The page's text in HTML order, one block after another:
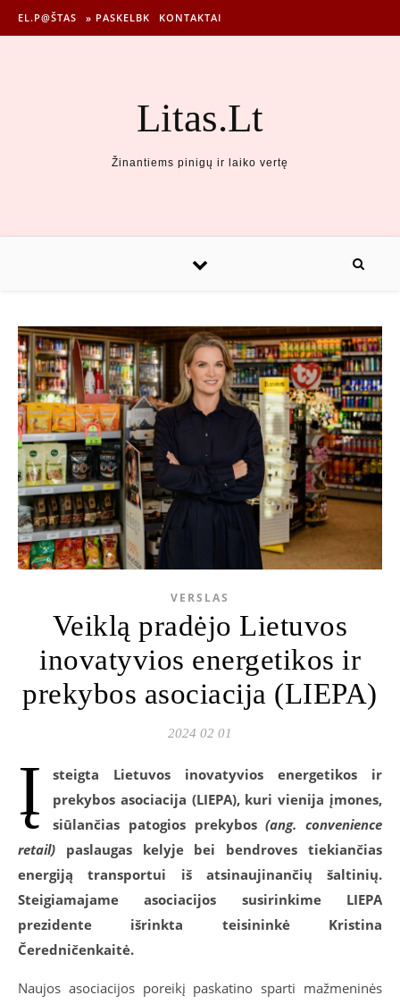
EL.P@ŠTAS » PASKELBK KONTAKTAI
Litas.Lt
Žinantiems pinigų ir laiko vertę
VERSLAS
Veiklą pradėjo Lietuvos
inovatyvios energetikos ir
prekybos asociacija (LIEPA)
2024 02 01
Į
steigta Lietuvos inovatyvios energetikos ir
prekybos asociacija (LIEPA), kuri vienija įmones,
siūlančias patogios prekybos(ang. convenience
retail) paslaugas kelyje bei bendroves tiekiančias
energiją transportui iš atsinaujinančių šaltinių.
Steigiamajame asociacijos susirinkime LIEPA
prezidente išrinkta teisininkė Kristina
Čeredničenkaitė.
Naujos asociacijos poreikį paskatino sparti mažmeninės